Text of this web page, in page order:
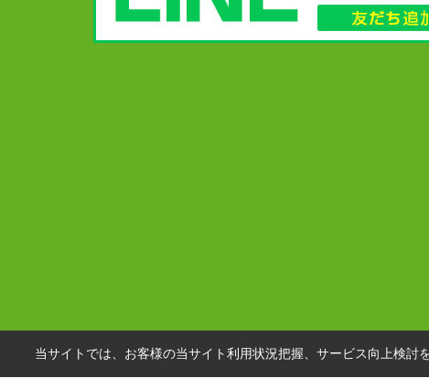
当サイトでは、お客様の当サイト利用状況把握、サービス向上検討